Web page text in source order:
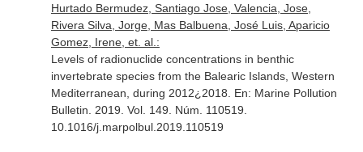
Hurtado Bermudez, Santiago Jose, Valencia, Jose,
Rivera Silva, Jorge, Mas Balbuena, José Luis, Aparicio
Gomez, Irene, et. al.:
Levels of radionuclide concentrations in benthic
invertebrate species from the Balearic Islands, Western
Mediterranean, during 2012¿2018. En: Marine Pollution
Bulletin . 2019. Vol. 149. Núm. 110519.
10.1016/j.marpolbul.2019.110519